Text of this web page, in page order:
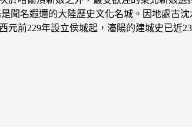
聞名遐邇的大陸歷史文化名城。因地處古
前229年設立侯城起，瀋陽的建城史已近